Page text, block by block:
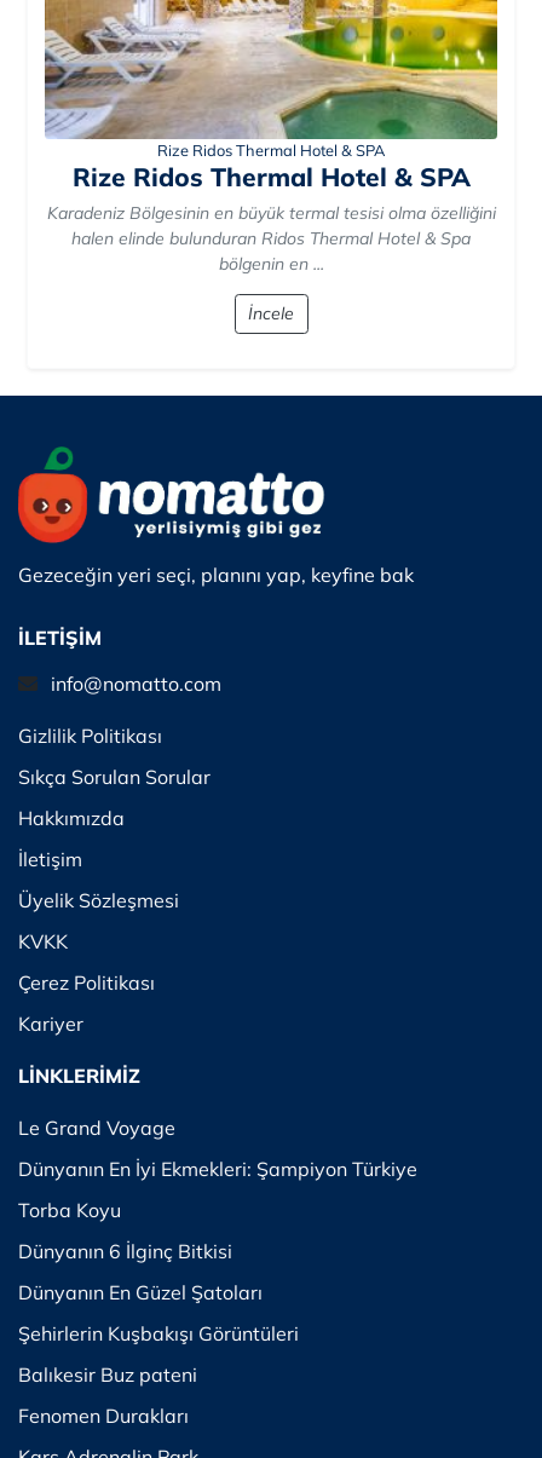
Rize Ridos Thermal Hotel & SPA
Rize Ridos Thermal Hotel & SPA
Karadeniz Bölgesinin en büyük termal tesisi olma özelliğini
halen elinde bulunduran Ridos Thermal Hotel & Spa
bölgenin en ...
İncele
Gezeceğin yeri seçi, planını yap, keyfine bak
İLETİŞİM
info@nomatto.com
Gizlilik Politikası
Sıkça Sorulan Sorular
Hakkımızda
İletişim
Üyelik Sözleşmesi
KVKK
Çerez Politikası
Kariyer
LİNKLERİMİZ
Le Grand Voyage
Dünyanın En İyi Ekmekleri: Şampiyon Türkiye
Torba Koyu
Dünyanın 6 İlginç Bitkisi
Dünyanın En Güzel Şatoları
Şehirlerin Kuşbakışı Görüntüleri
Balıkesir Buz pateni
Fenomen Durakları